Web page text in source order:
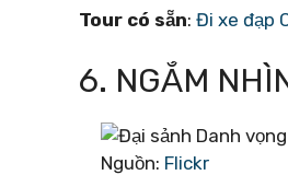
Tour có sẵn: Đi xe đạp
6. NGẮM
Nguồn: Flickr